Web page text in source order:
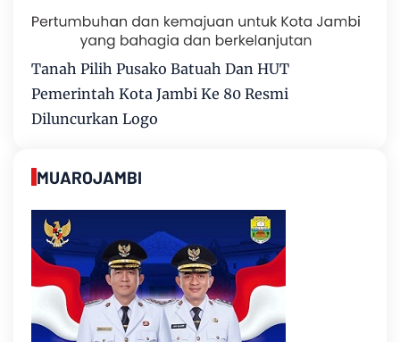
Tanah Pilih Pusako Batuah Dan HUT
Pemerintah Kota Jambi Ke 80 Resmi
Diluncurkan Logo
MUAROJAMBI